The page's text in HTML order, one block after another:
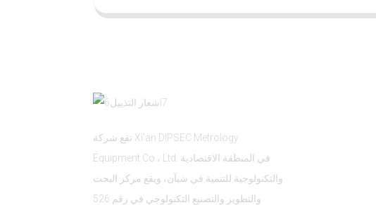
تقع شركة Xi'an DIPSEC Metrology
Equipment Co.، Ltd. في المنطقة الاقتصادية
والتكنولوجية للتنمية في شيآن، ويقع مركز البحث
والتطوير والتصنيع التكنولوجي في رقم 526